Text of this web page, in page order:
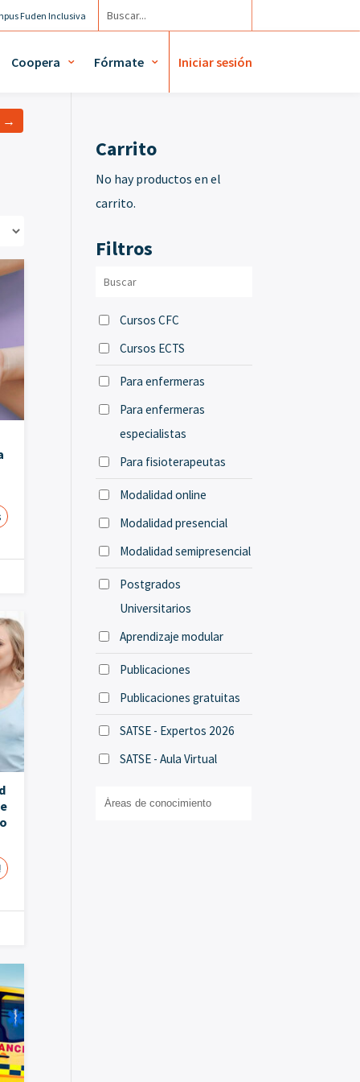
Fuden Inclusiva
Coopera Fórmate Iniciar sesión
→
Carrito
No hay productos en el
carrito.
Filtros
Cursos CFC
Cursos ECTS
Para enfermeras
Para enfermeras
especialistas
Para fisioterapeutas
Modalidad online
Modalidad presencial
Modalidad semipresencial
Postgrados
Universitarios
Aprendizaje modular
Publicaciones
Publicaciones gratuitas
SATSE - Expertos 2026
SATSE - Aula Virtual